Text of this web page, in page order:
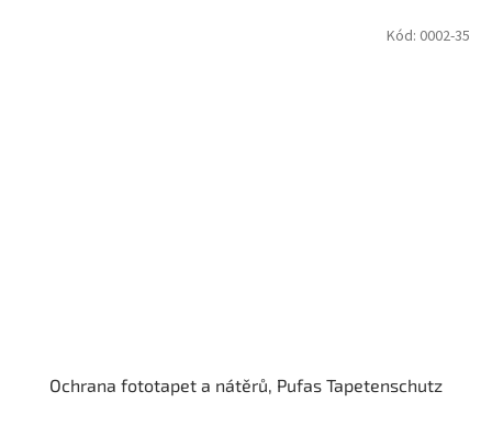
Ochrana fototapet a nátěrů, Pufas Tapetenschutz
Kód: 0002-35